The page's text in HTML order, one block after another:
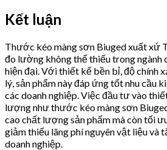
Kết luận
Thước kéo màng sơn Biuged xuất xứ
đo lường không thể thiếu trong ngành
hiện đại. Với thiết kế bền bỉ, độ chính
lý, sản phẩm này đáp ứng tốt nhu cầu
các doanh nghiệp. Việc đầu tư vào
lượng như thước kéo màng sơn
cao chất lượng sản phẩm mà còn tối
giảm thiểu lãng phí nguyên vật liệu và
doanh nghiệp.